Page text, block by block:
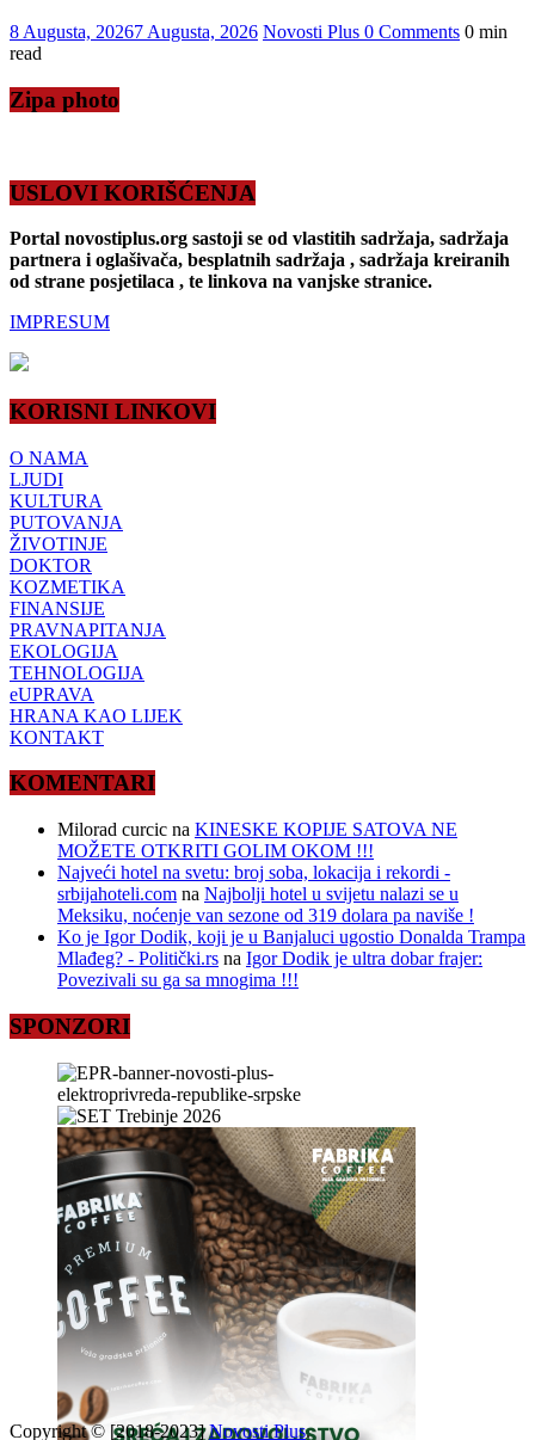
8 Augusta, 20267 Augusta, 2026 Novosti Plus 0 Comments 0 min
read
Zipa photo
USLOVI KORIŠĆENJA
Portal novostiplus.org sastoji se od vlastitih sadržaja, sadržaja
partnera i oglašivača, besplatnih sadržaja , sadržaja kreiranih
od strane posjetilaca , te linkova na vanjske stranice.
IMPRESUM
KORISNI LINKOVI
O NAMA
LJUDI
KULTURA
PUTOVANJA
ŽIVOTINJE
DOKTOR
KOZMETIKA
FINANSIJE
PRAVNAPITANJA
EKOLOGIJA
TEHNOLOGIJA
eUPRAVA
HRANA KAO LIJEK
KONTAKT
KOMENTARI
Milorad curcic na KINESKE KOPIJE SATOVA NE
MOŽETE OTKRITI GOLIM OKOM !!!
Najveći hotel na svetu: broj soba, lokacija i rekordi -
srbijahoteli.com na Najbolji hotel u svijetu nalazi se u
Meksiku, noćenje van sezone od 319 dolara pa naviše !
Ko je Igor Dodik, koji je u Banjaluci ugostio Donalda Trampa
Mlađeg? - Politički.rs na Igor Dodik je ultra dobar frajer:
Povezivali su ga sa mnogima !!!
SPONZORI
Copyright © [2018-2023]Novosti Plus.